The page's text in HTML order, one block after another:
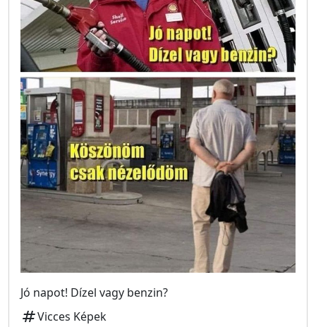
Jó napot! Dízel vagy benzin?
tagVicces Képek